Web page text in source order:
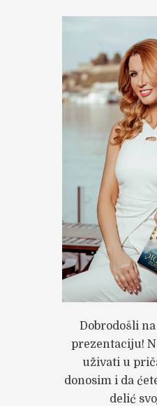
Dobrodošli
prezentaciju!
uživati u
donosim i da
delić